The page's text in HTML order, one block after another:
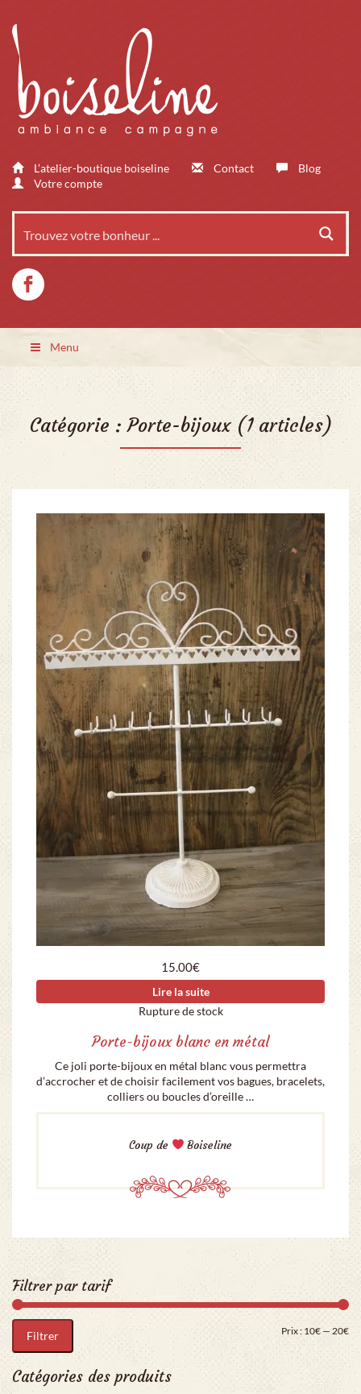
L’atelier-boutique boiseline Contact
Blog
Votre compte
Menu
Catégorie :Porte-bijoux(1 articles)
15.00€
Lire la suite
Rupture de stock
Porte-bijoux blanc en métal
Ce joli porte-bijoux en métal blanc vous permettra
d’accrocher et de choisir facilement vos bagues, bracelets,
colliers ou boucles d’oreille …
Coup de Boiseline
Filtrer par tarif
Filtrer Prix : 10€ — 20€
Catégories des produits